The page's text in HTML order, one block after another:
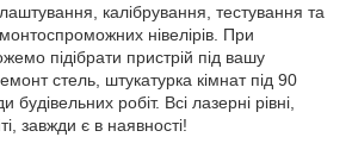
калібрування, тестування та
нівелірів. При
підібрати пристрій під вашу
стель, штукатурка кімнат під 90
будівельних робіт. Всі лазерні рівні,
завжди є в наявності!